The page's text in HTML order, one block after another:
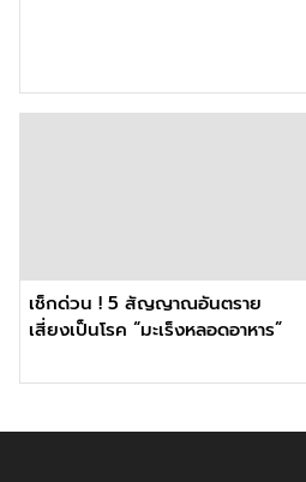
เช็กด่วน ! 5 สัญญาณอันตราย
เสี่ยงเป็นโรค “มะเร็งหลอดอาหาร”